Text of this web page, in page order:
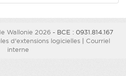
Wallonie 2026 - BCE : 0931.814.167
d'extensions logicielles| Courriel
interne